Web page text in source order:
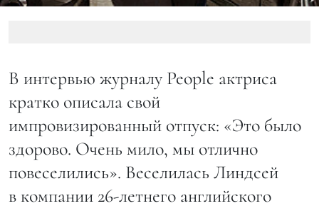
В интервью журналу People актриса
кратко описала свой
импровизированный отпуск: «Это было
здорово. Очень мило, мы отлично
повеселились». Веселилась Линдсей
в компании 26-летнего английского